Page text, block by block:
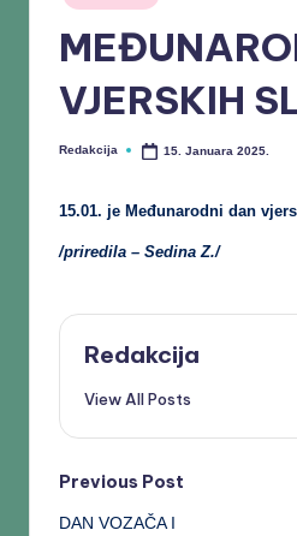
VJERSKIH
Redakcija 15. Januara 2025.
15.01. je Međunarodni dan
/priredila – Sedina Z./
Redakcija
View All Posts
Previous Post
DAN VOZAČA I